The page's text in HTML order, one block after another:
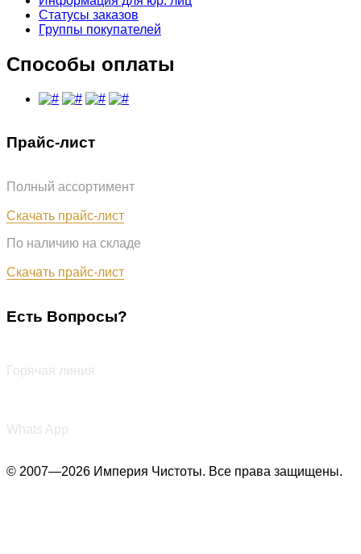
Статусы заказов
Группы покупателей
Способы оплаты
Прайс-лист
Полный ассортимент
Скачать прайс-лист
По наличию на складе
Скачать прайс-лист
Есть Вопросы?
Горячая линия
Whats App
© 2007—2026 Империя Чистоты. Все права защищены.